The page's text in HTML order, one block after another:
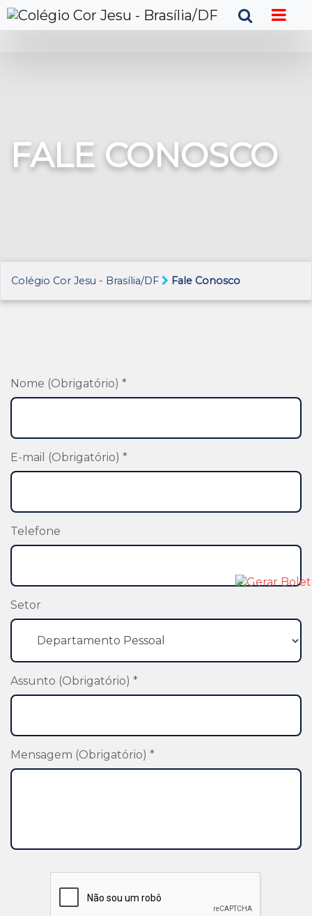
FALE CONOSCO
Colégio Cor Jesu - Brasília/DF Fale Conosco
Nome (Obrigatório) *
E-mail (Obrigatório) *
Telefone
Setor
Assunto (Obrigatório) *
Mensagem (Obrigatório) *